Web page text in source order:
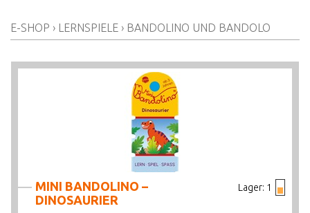
PREIS VON BIS
E-SHOP › LERNSPIELE › BANDOLINO UND BANDOLO
Lager: 1
MINI BANDOLINO –
DINOSAURIER